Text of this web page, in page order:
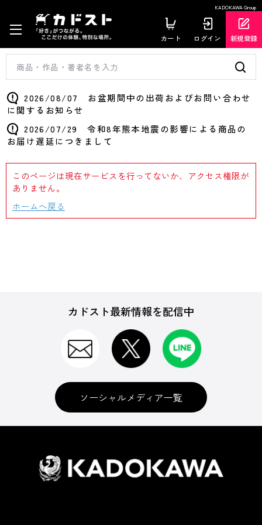
KADOKAWA Group
カート ログイン 新規登録
2026/08/07 お盆期間中の出荷およびお問い合わせ
に関するお知らせ
2026/07/29 令和8年熊本地震の影響による商品の
お届け遅延につきまして
このページは現在サービスを行ってないか、アクセス権限が
ありません。
ホームへ戻る
カドスト最新情報を配信中
ソーシャルメディア一覧